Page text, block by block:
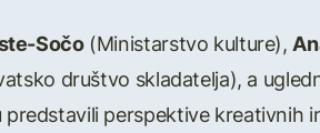
Sočo(Ministarstvo kulture),
društvo skladatelja), a
perspektive kreativnih